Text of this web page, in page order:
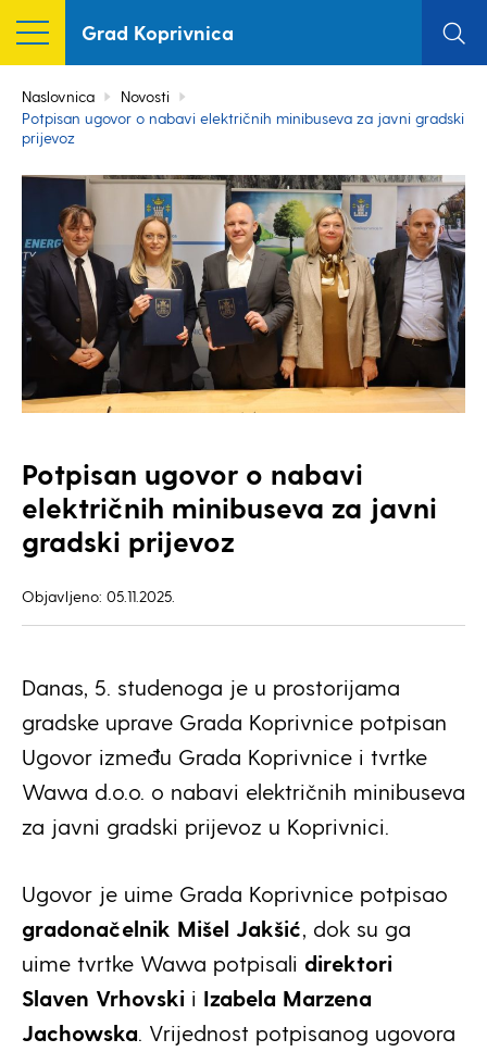
Grad Koprivnica
Naslovnica
Novosti
Potpisan ugovor o nabavi električnih minibuseva za javni gradski
prijevoz
Potpisan ugovor o nabavi
električnih minibuseva za javni
gradski prijevoz
Objavljeno: 05.11.2025.
Danas, 5. studenoga je u prostorijama
gradske uprave Grada Koprivnice potpisan
Ugovor između Grada Koprivnice i tvrtke
Wawa d.o.o. o nabavi električnih minibuseva
za javni gradski prijevoz u Koprivnici.
Ugovor je uime Grada Koprivnice potpisao
gradonačelnik Mišel Jakšić, dok su ga
uime tvrtke Wawa potpisali direktori
Slaven Vrhovski i Izabela Marzena
Jachowska. Vrijednost potpisanog ugovora